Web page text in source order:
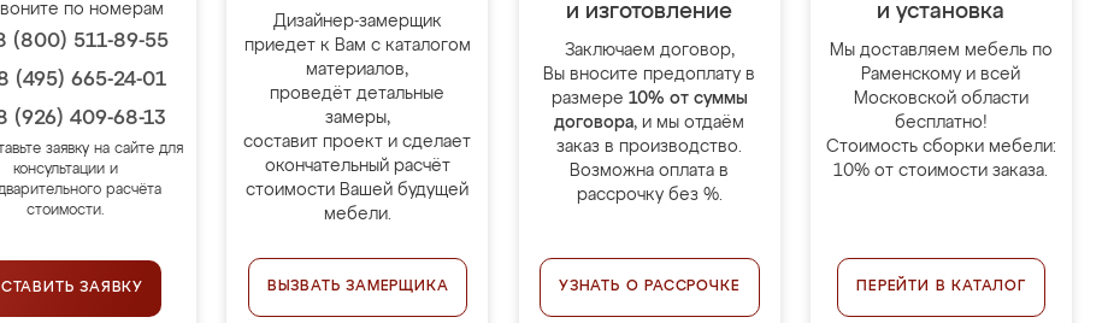
по номерам
(800) 511-89-55
(495) 665-24-01
(926) 409-68-13
заявку на сайте для
консультации и
расчёта
стоимости.
ЗАЯВКУ
Дизайнер-замерщик
приедет к Вам с каталогом
материалов,
проведёт детальные
замеры,
составит проект и сделает
окончательный расчёт
стоимости Вашей будущей
мебели.
ВЫЗВАТЬ ЗАМЕРЩИКА
и изготовление
Заключаем договор,
Вы вносите предоплату в
размере 10% от суммы
договора, и мы отдаём
заказ в производство.
Возможна оплата в
рассрочку без %.
УЗНАТЬ О РАССРОЧКЕ
и установка
Мы доставляем мебель по
Раменскому и всей
Московской области
бесплатно!
Стоимость сборки мебели:
10% от стоимости заказа.
ПЕРЕЙТИ В КАТАЛОГ